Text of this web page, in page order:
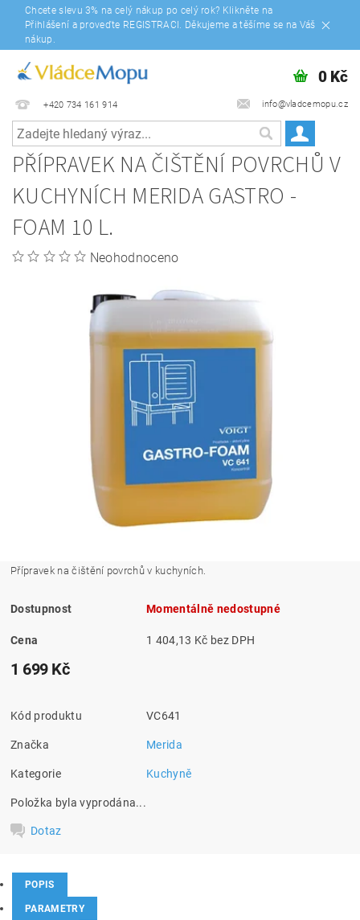
Chcete slevu 3% na celý nákup po celý rok? Klikněte na
Přihlášení a proveďte REGISTRACI. Děkujeme a těšíme se na Váš
nákup.
+420 734 161 914 info@vladcemopu.cz
0 Kč
PŘÍPRAVEK NA ČIŠTĚNÍ POVRCHŮ V
KUCHYNÍCH MERIDA GASTRO -
FOAM 10 L.
Neohodnoceno
Přípravek na čištění povrchů v kuchyních.
Dostupnost Momentálně nedostupné
Cena 1 404,13 Kč bez DPH
1 699 Kč
Kód produktu VC641
Značka Merida
Kategorie Kuchyně
Položka byla vyprodána...
Dotaz
POPIS
PARAMETRY